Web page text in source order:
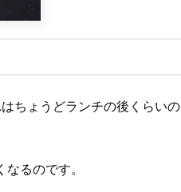
ちょうどランチの後くらいの
るのです。